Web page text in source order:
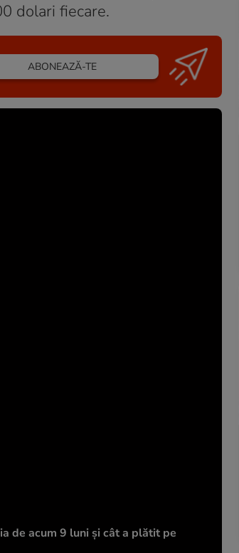
dolari fiecare.
ABONEAZĂ-TE
de acum 9 luni și cât a plătit pe